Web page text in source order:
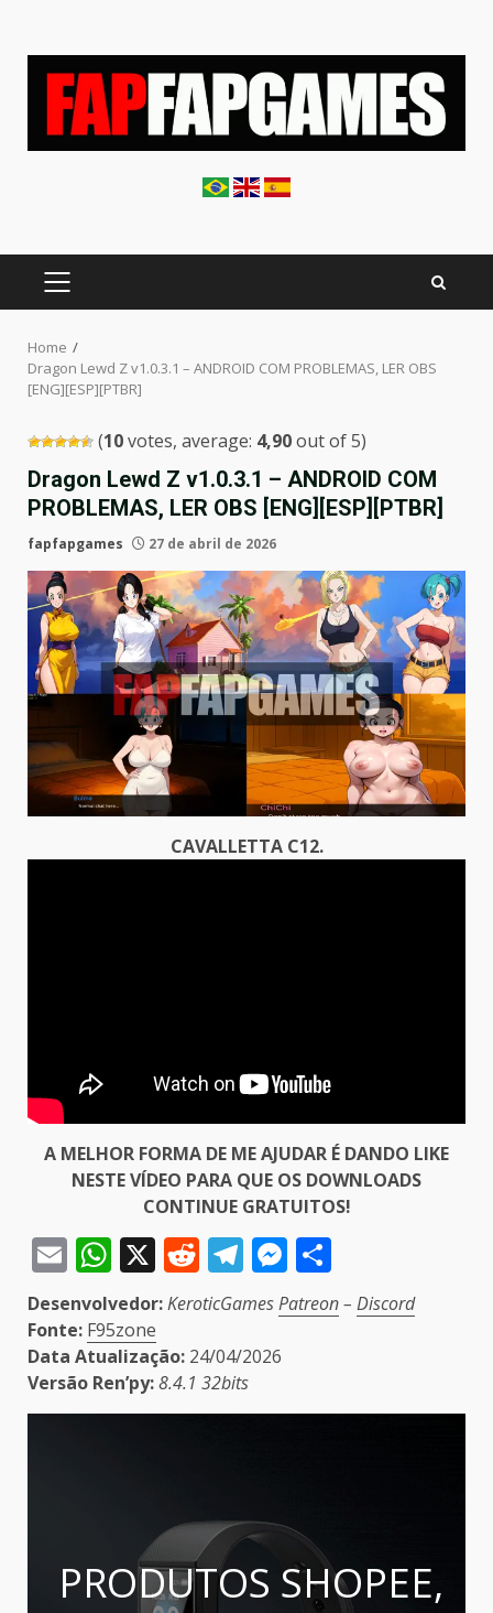
PRIMARY
MENU
Home
Dragon Lewd Z v1.0.3.1 – ANDROID COM PROBLEMAS, LER OBS
[ENG][ESP][PTBR]
(10votes, average: 4,90out of 5)
Dragon Lewd Z v1.0.3.1 – ANDROID COM
PROBLEMAS, LER OBS [ENG][ESP][PTBR]
fapfapgames 27 de abril de 2026
CAVALLETTA C12.
A MELHOR FORMA DE ME AJUDAR É DANDO LIKE
NESTE VÍDEO PARA QUE OS DOWNLOADS
CONTINUE GRATUITOS!
EmailWhatsApp
X Reddit
Telegram
Messenger
Desenvolvedor:KeroticGamesPatreon– Discord
Fonte: F95zone
Data Atualização: 24/04/2026
Versão Ren’py:8.4.1 32bits
PRODUTOS SHOPEE,